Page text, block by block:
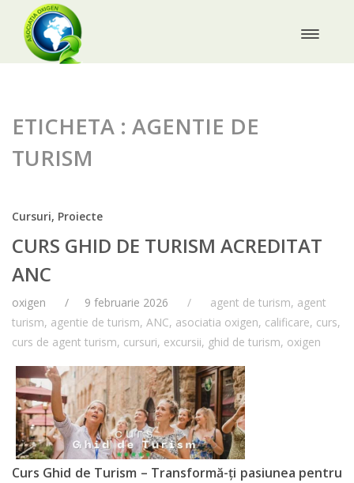
ETICHETA : AGENTIE DE
TURISM
Cursuri, Proiecte
CURS GHID DE TURISM ACREDITAT
ANC
oxigen 9 februarie 2026 agent de turism, agent
turism, agentie de turism, ANC, asociatia oxigen, calificare, curs,
curs de agent turism, cursuri, excursii, ghid de turism, oxigen
Curs Ghid de Turism – Transformă-ți pasiunea pentru